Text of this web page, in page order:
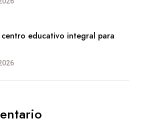
centro educativo integral para